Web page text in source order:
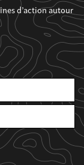
d’action autour